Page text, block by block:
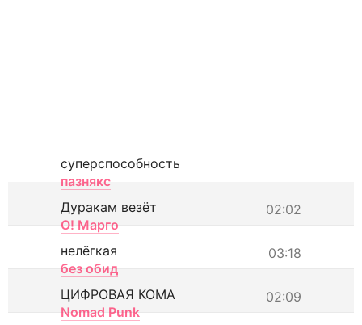
суперспособность
пазнякс
02:02
Дуракам везёт
О! Марго
03:18
нелёгкая
без обид
02:09
ЦИФРОВАЯ КОМА
Nomad Punk